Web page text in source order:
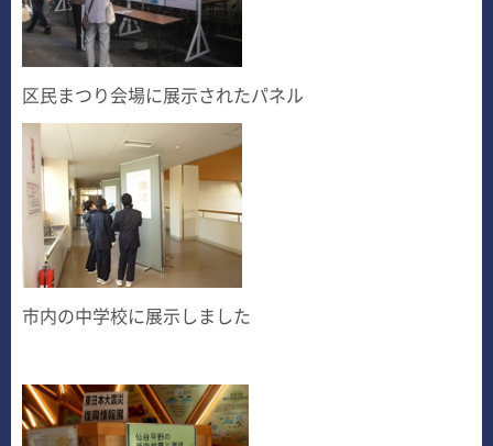
区民まつり会場に展示されたパネル
市内の中学校に展示しました